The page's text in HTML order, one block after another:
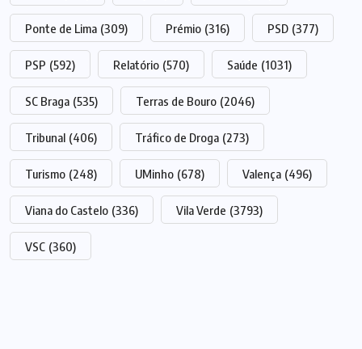
Ponte de Lima (309) Prémio (316) PSD (377)
PSP (592) Relatório (570) Saúde (1031)
SC Braga (535) Terras de Bouro (2046)
Tribunal (406) Tráfico de Droga (273)
Turismo (248) UMinho (678) Valença (496)
Viana do Castelo (336) Vila Verde (3793)
VSC (360)